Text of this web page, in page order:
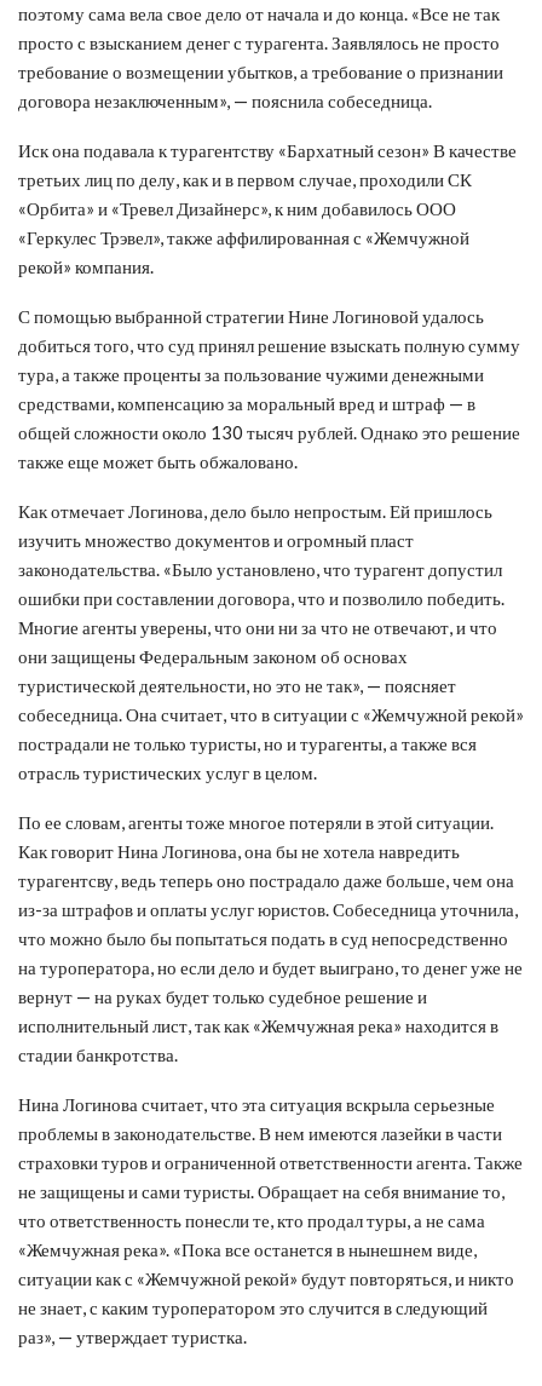
поэтому сама вела свое дело от начала и до конца. «Все не так
просто с взысканием денег с турагента. Заявлялось не просто
требование о возмещении убытков, а требование о признании
договора незаключенным», — пояснила собеседница.
Иск она подавала к турагентству «Бархатный сезон» В качестве
третьих лиц по делу, как и в первом случае, проходили СК
«Орбита» и «Тревел Дизайнерс», к ним добавилось ООО
«Геркулес Трэвел», также аффилированная с «Жемчужной
рекой» компания.
С помощью выбранной стратегии Нине Логиновой удалось
добиться того, что суд принял решение взыскать полную сумму
тура, а также проценты за пользование чужими денежными
средствами, компенсацию за моральный вред и штраф — в
общей сложности около 130 тысяч рублей. Однако это решение
также еще может быть обжаловано.
Как отмечает Логинова, дело было непростым. Ей пришлось
изучить множество документов и огромный пласт
законодательства. «Было установлено, что турагент допустил
ошибки при составлении договора, что и позволило победить.
Многие агенты уверены, что они ни за что не отвечают, и что
они защищены Федеральным законом об основах
туристической деятельности, но это не так», — поясняет
собеседница. Она считает, что в ситуации с «Жемчужной рекой»
пострадали не только туристы, но и турагенты, а также вся
отрасль туристических услуг в целом.
По ее словам, агенты тоже многое потеряли в этой ситуации.
Как говорит Нина Логинова, она бы не хотела навредить
турагентсву, ведь теперь оно пострадало даже больше, чем она
из-за штрафов и оплаты услуг юристов. Собеседница уточнила,
что можно было бы попытаться подать в суд непосредственно
на туроператора, но если дело и будет выиграно, то денег уже не
вернут — на руках будет только судебное решение и
исполнительный лист, так как «Жемчужная река» находится в
стадии банкротства.
Нина Логинова считает, что эта ситуация вскрыла серьезные
проблемы в законодательстве. В нем имеются лазейки в части
страховки туров и ограниченной ответственности агента. Также
не защищены и сами туристы. Обращает на себя внимание то,
что ответственность понесли те, кто продал туры, а не сама
«Жемчужная река». «Пока все останется в нынешнем виде,
ситуации как с «Жемчужной рекой» будут повторяться, и никто
не знает, с каким туроператором это случится в следующий
раз», — утверждает туристка.